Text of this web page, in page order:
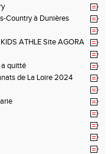
Country à Dunières
ATHLE Site AGORA
a quitté
de La Loire 2024